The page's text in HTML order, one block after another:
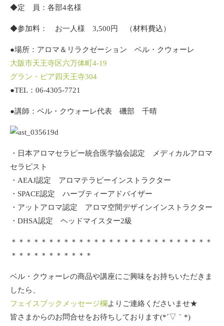
◆定 員：各部4名様
◆参加料： お一人様 3,500円 （材料費込）
●場所：アロマ＆リラクゼーション ベル・クウォーレ
大阪市天王寺区六万体町4‐19
グラン・ピア四天王寺304
●TEL：06-4305-7721
●講師：ベル・クウォーレ代表 磯部 千晴
・日本アロマセラピー統合医学協会認定 メディカルアロマ
セラピスト
・AEAJ認定 アロマテラピーインストラクター
・SPACE認定 ハーブティーアドバイザー
・アットアロマ認定 アロマ空間デザインインストラクター
・DHSA認定 ヘッドマイスター2級
＊＊＊＊＊＊＊＊＊＊＊＊＊＊＊＊＊＊＊＊＊＊＊＊＊＊＊
＊＊＊＊＊＊＊＊＊＊＊
ベル・クウォーレの商品や講座にご興味をお持ちいただきま
したら、
フェイスブックメッセージ欄よりご連絡くださいませ★
皆さまからのお問合せをお待ちしております(*´▽｀*)